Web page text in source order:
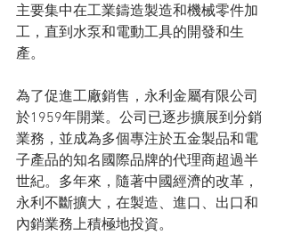
主要集中在工業鑄造製造和機械零件加
工，直到水泵和電動工具的開發和生
產。
為了促進工廠銷售，永利金屬有限公司
於1959年開業。公司已逐步擴展到分銷
業務，並成為多個專注於五金製品和電
子產品的知名國際品牌的代理商超過半
世紀。多年來，隨著中國經濟的改革，
永利不斷擴大，在製造、進口、出口和
內銷業務上積極地投資。